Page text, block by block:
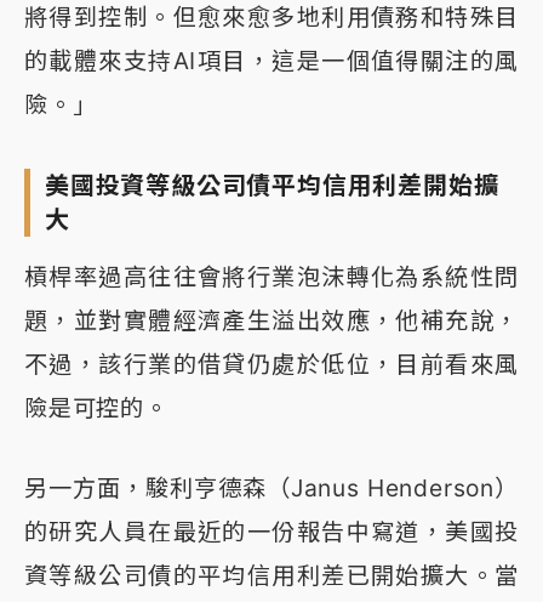
將得到控制。但愈來愈多地利用債務和特殊目
的載體來支持AI項目，這是一個值得關注的風
險。」
美國投資等級公司債平均信用利差開始擴
大
槓桿率過高往往會將行業泡沫轉化為系統性問
題，並對實體經濟產生溢出效應，他補充說，
不過，該行業的借貸仍處於低位，目前看來風
險是可控的。
另一方面，駿利亨德森（Janus Henderson）
的研究人員在最近的一份報告中寫道，美國投
資等級公司債的平均信用利差已開始擴大。當